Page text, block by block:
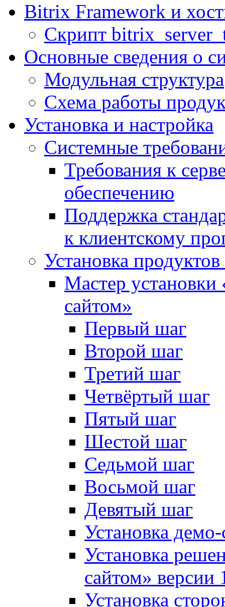
Bitrix Framework и
Скрипт
Основные сведения о
Модульная структура
Схема работы
Установка и настройка
Системные
Требования к
обеспечению
Поддержка
к клиентскому
Установка
Мастер
сайтом»
Первый шаг
Второй шаг
Третий шаг
Четвёртый шаг
Пятый шаг
Шестой шаг
Седьмой шаг
Восьмой шаг
Девятый шаг
Установка
Установка
сайтом»
Установка